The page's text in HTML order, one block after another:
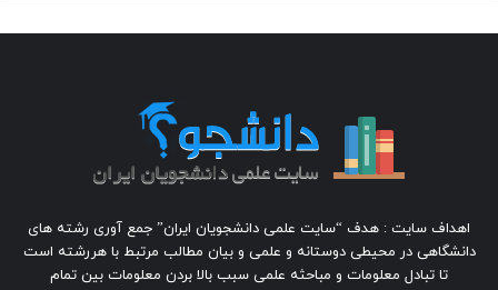
اهداف سایت : هدف “سایت علمی دانشجویان ایران” جمع آوری رشته های
دانشگاهی در محیطی دوستانه و علمی و بیان مطالب مرتبط با هررشته است
تا تبادل معلومات و مباحثه علمی سبب بالا بردن معلومات بین تمام